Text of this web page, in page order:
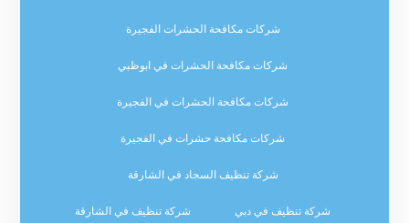
شركات مكافحة الحشرات الفجيرة
شركات مكافحة الحشرات في ابوظبي
شركات مكافحة الحشرات في الفجيرة
شركات مكافحة حشرات في الفجيرة
شركة تنظيف السجاد في الشارقة
شركة تنظيف في دبي شركة تنظيف في الشارقة